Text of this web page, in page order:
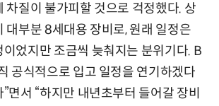
차질이 불가피할 것으로 걱정했다. 상
대부분 8세대용 장비로, 원래 일정은
었지만 조금씩 늦춰지는 분위기다. B
공식적으로 입고 일정을 연기하겠다
면서 “하지만 내년초부터 들어갈 장비